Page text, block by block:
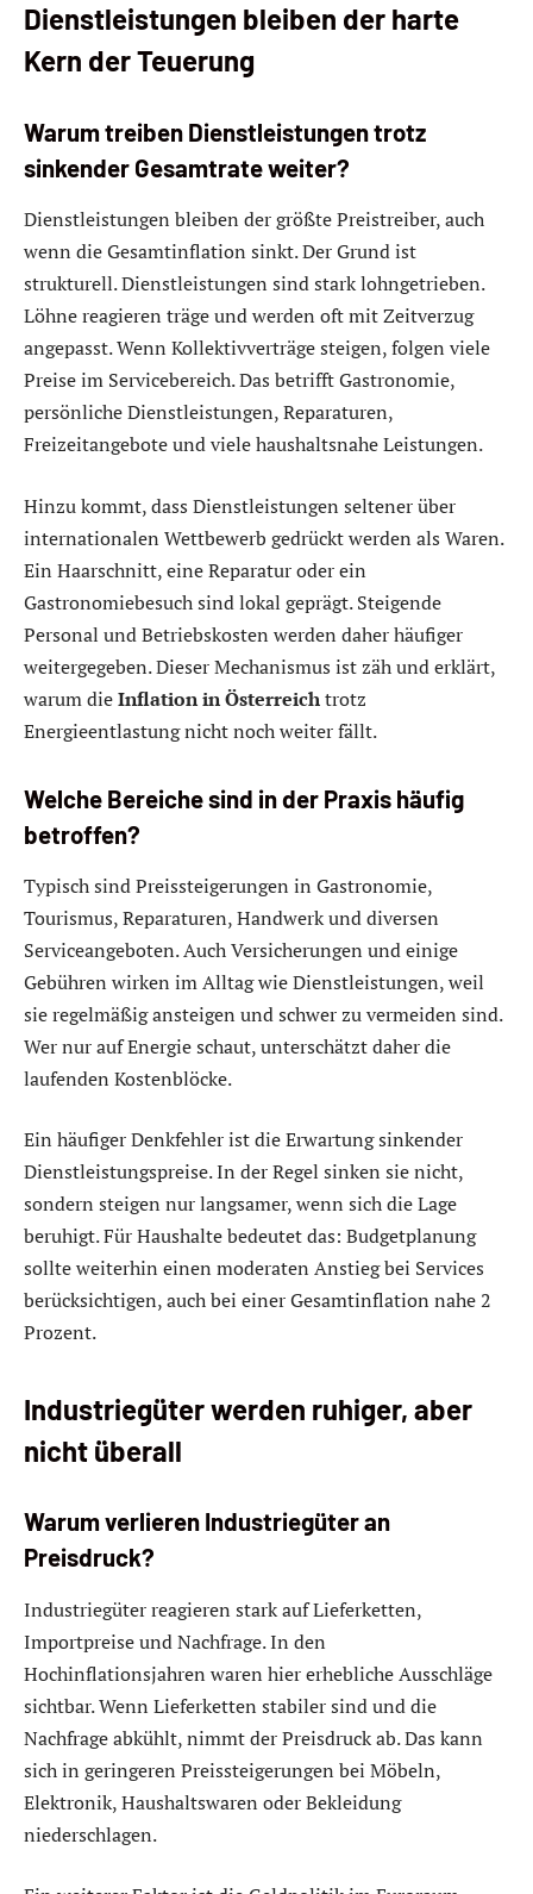
Dienstleistungen bleiben der harte
Kern der Teuerung
Warum treiben Dienstleistungen trotz
sinkender Gesamtrate weiter?
Dienstleistungen bleiben der größte Preistreiber, auch
wenn die Gesamtinflation sinkt. Der Grund ist
strukturell. Dienstleistungen sind stark lohngetrieben.
Löhne reagieren träge und werden oft mit Zeitverzug
angepasst. Wenn Kollektivverträge steigen, folgen viele
Preise im Servicebereich. Das betrifft Gastronomie,
persönliche Dienstleistungen, Reparaturen,
Freizeitangebote und viele haushaltsnahe Leistungen.
Hinzu kommt, dass Dienstleistungen seltener über
internationalen Wettbewerb gedrückt werden als Waren.
Ein Haarschnitt, eine Reparatur oder ein
Gastronomiebesuch sind lokal geprägt. Steigende
Personal und Betriebskosten werden daher häufiger
weitergegeben. Dieser Mechanismus ist zäh und erklärt,
warum dieInflation in Österreichtrotz
Energieentlastung nicht noch weiter fällt.
Welche Bereiche sind in der Praxis häufig
betroffen?
Typisch sind Preissteigerungen in Gastronomie,
Tourismus, Reparaturen, Handwerk und diversen
Serviceangeboten. Auch Versicherungen und einige
Gebühren wirken im Alltag wie Dienstleistungen, weil
sie regelmäßig ansteigen und schwer zu vermeiden sind.
Wer nur auf Energie schaut, unterschätzt daher die
laufenden Kostenblöcke.
Ein häufiger Denkfehler ist die Erwartung sinkender
Dienstleistungspreise. In der Regel sinken sie nicht,
sondern steigen nur langsamer, wenn sich die Lage
beruhigt. Für Haushalte bedeutet das: Budgetplanung
sollte weiterhin einen moderaten Anstieg bei Services
berücksichtigen, auch bei einer Gesamtinflation nahe 2
Prozent.
Industriegüter werden ruhiger, aber
nicht überall
Warum verlieren Industriegüter an
Preisdruck?
Industriegüter reagieren stark auf Lieferketten,
Importpreise und Nachfrage. In den
Hochinflationsjahren waren hier erhebliche Ausschläge
sichtbar. Wenn Lieferketten stabiler sind und die
Nachfrage abkühlt, nimmt der Preisdruck ab. Das kann
sich in geringeren Preissteigerungen bei Möbeln,
Elektronik, Haushaltswaren oder Bekleidung
niederschlagen.